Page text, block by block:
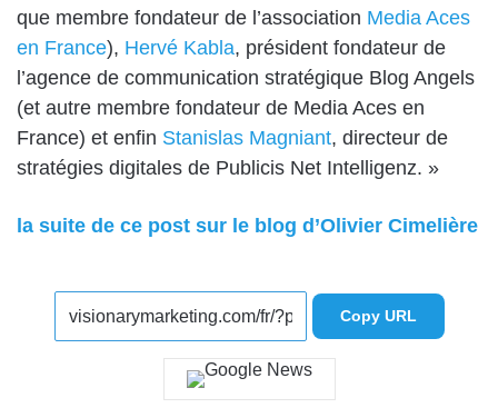
que membre fondateur de l’association Media Aces
en France), Hervé Kabla, président fondateur de
l’agence de communication stratégique Blog Angels
(et autre membre fondateur de Media Aces en
France) et enfin Stanislas Magniant, directeur de
stratégies digitales de Publicis Net Intelligenz. »
la suite de ce post sur le blog d’Olivier Cimelière
Copy URL